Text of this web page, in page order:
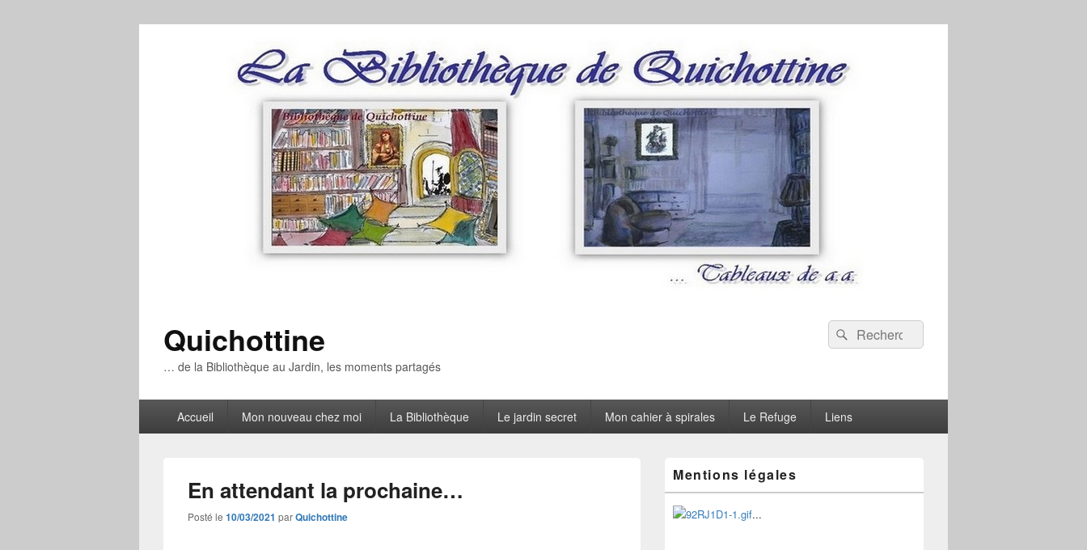
Quichottine
… de la Bibliothèque au Jardin, les moments partagés
Recherche :
Rechercher
principalAccueil Mon nouveau chez moi La Bibliothèque Le jardin secret Mon cahier à spirales Le Refuge Liens
En attendant la prochaine…
Posté le 10/03/2021 parQuichottine
principale
de
widget
pour
Mentions légales
...